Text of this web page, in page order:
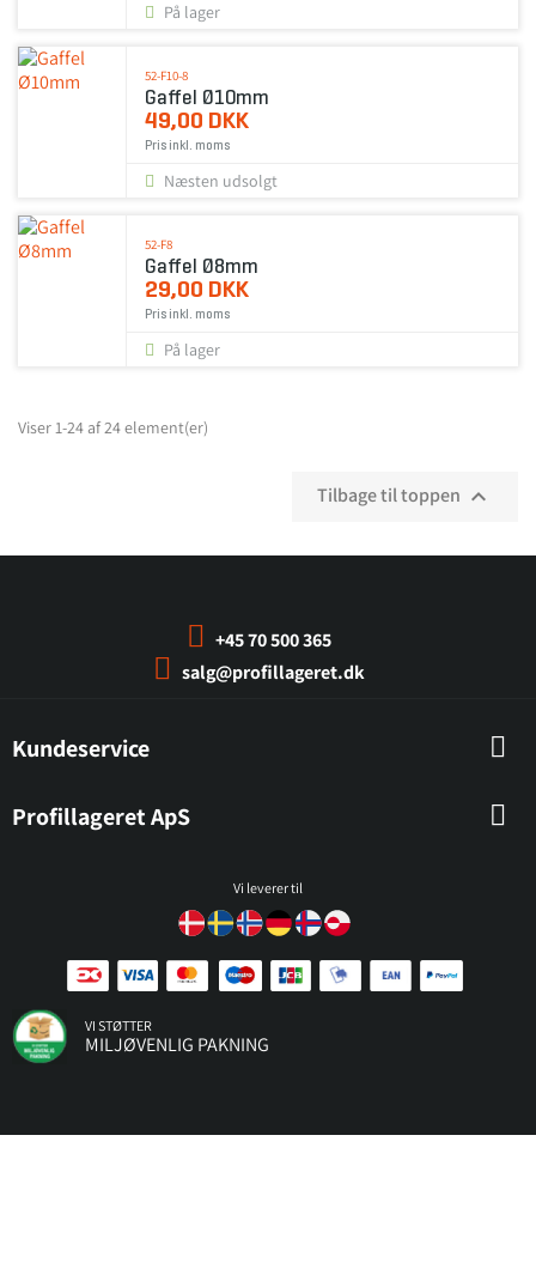
På lager
52-F10-8
Gaffel Ø10mm
49,00 DKK
Pris inkl. moms
Næsten udsolgt
52-F8
Gaffel Ø8mm
29,00 DKK
Pris inkl. moms
På lager
Viser 1-24 af 24 element(er)
Tilbage til toppen 
+45 70 500 365
salg@profillageret.dk
Kundeservice
Profillageret ApS
Vi leverer til
VI STØTTER
MILJØVENLIG PAKNING